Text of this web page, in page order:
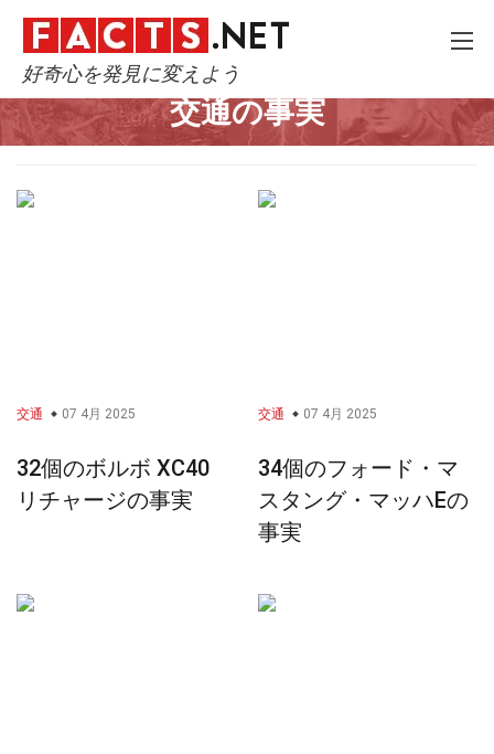
好奇心を発見に変えよう
Home 技術と科学
交通の事実
交通 07 4月 2025
32個のボルボ XC40
リチャージの事実
交通 07 4月 2025
34個のフォード・マ
スタング・マッハEの
事実